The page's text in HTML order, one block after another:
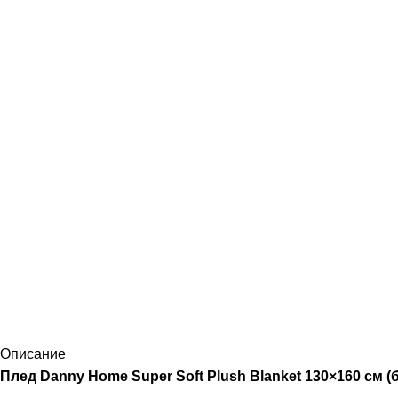
Описание
Плед Danny Home Super Soft Plush Blanket 130×160 см